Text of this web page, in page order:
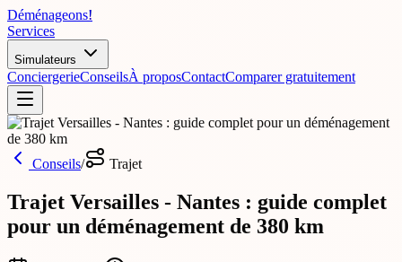
Déménageons!
Services
Simulateurs
ConciergerieConseilsÀ proposContactComparer gratuitement
Conseils/ Trajet
Trajet Versailles - Nantes : guide complet
pour un déménagement de 380 km